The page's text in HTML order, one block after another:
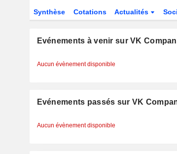
Synthèse Cotations Actualités
Evénements à venir sur VK
Aucun évènement disponible
Evénements passés sur VK
Aucun évènement disponible